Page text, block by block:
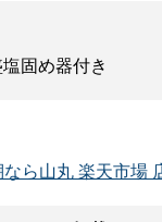
固め器付き
なら山丸 楽天市場